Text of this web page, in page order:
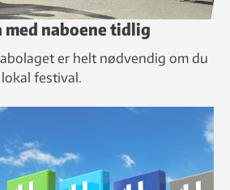
med naboene tidlig
er helt nødvendig om du
festival.